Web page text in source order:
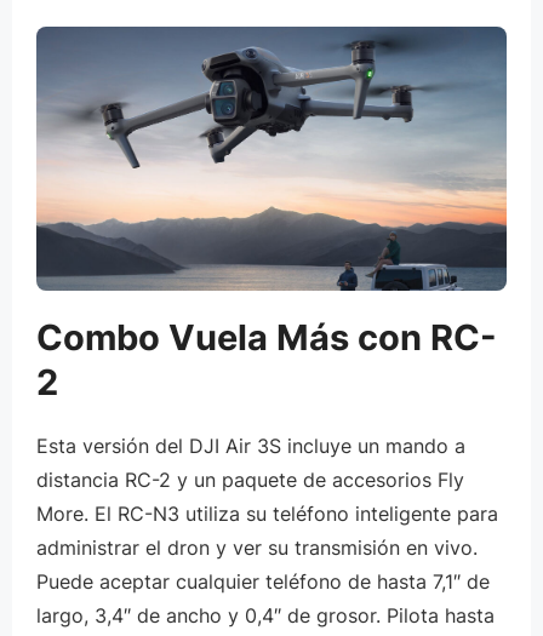
Combo Vuela Más con RC-
2
Esta versión del DJI Air 3S incluye un mando a
distancia RC-2 y un paquete de accesorios Fly
More. El RC-N3 utiliza su teléfono inteligente para
administrar el dron y ver su transmisión en vivo.
Puede aceptar cualquier teléfono de hasta 7,1″ de
largo, 3,4″ de ancho y 0,4″ de grosor. Pilota hasta